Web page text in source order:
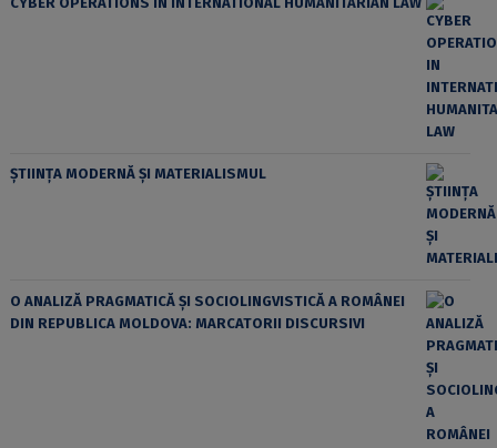
ȘTIINȚA MODERNĂ ȘI MATERIALISMUL
O ANALIZĂ PRAGMATICĂ ȘI SOCIOLINGVISTICĂ A ROMÂNEI
DIN REPUBLICA MOLDOVA: MARCATORII DISCURSIVI